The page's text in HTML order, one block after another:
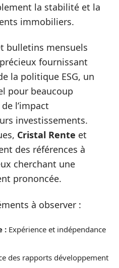
la stabilité et la
immobiliers.
bulletins mensuels
fournissant
la politique ESG, un
pour beaucoup
l’impact
investissements.
Cristal Rente et
des références à
cherchant une
prononcée.
à observer :
: Expérience et indépendance
des rapports développement